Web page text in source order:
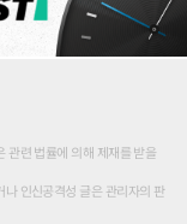
관련 법률에 의해 제재를 받을
인신공격성 글은 관리자의 판